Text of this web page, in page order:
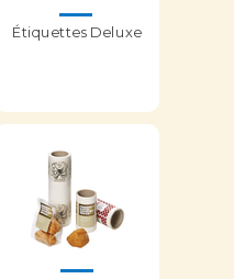
Étiquettes Deluxe